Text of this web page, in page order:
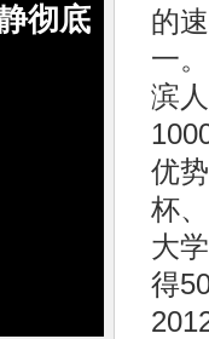
彻底
的
一
滨
优
杯
大
得